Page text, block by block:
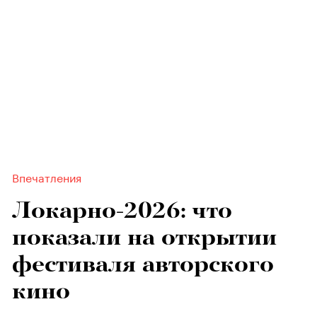
Впечатления
Локарно-2026: что
показали на открытии
фестиваля авторского
кино